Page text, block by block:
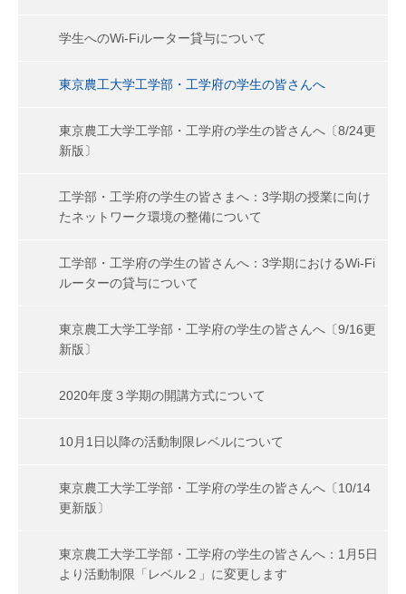
学生へのWi-Fiルーター貸与について
東京農工大学工学部・工学府の学生の皆さんへ
東京農工大学工学部・工学府の学生の皆さんへ〔8/24更
新版〕
工学部・工学府の学生の皆さまへ：3学期の授業に向け
たネットワーク環境の整備について
工学部・工学府の学生の皆さんへ：3学期におけるWi-Fi
ルーターの貸与について
東京農工大学工学部・工学府の学生の皆さんへ〔9/16更
新版〕
2020年度３学期の開講方式について
10月1日以降の活動制限レベルについて
東京農工大学工学部・工学府の学生の皆さんへ〔10/14
更新版〕
東京農工大学工学部・工学府の学生の皆さんへ：1月5日
より活動制限「レベル２」に変更します